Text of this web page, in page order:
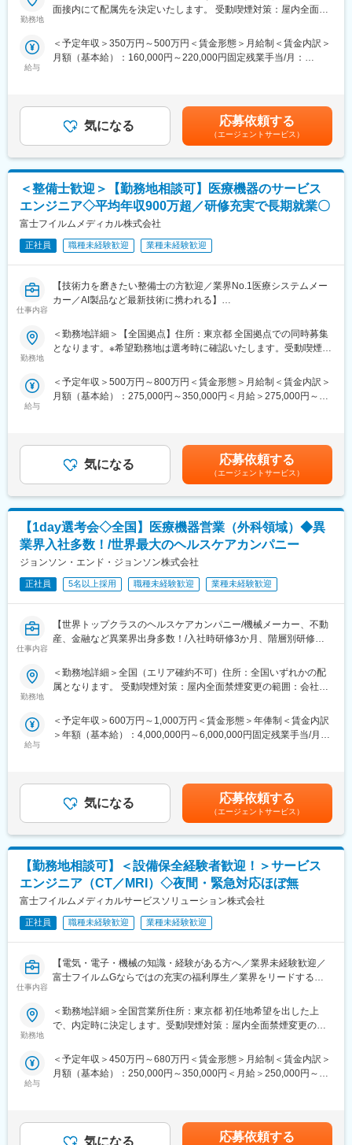
■研修・教育：
グで未経験者も成長可能な体制です。基礎重視で安心して学べる
環境。
離・独立（セパレーション）し、DePuy Synthes として独立した
企業を設立する計画を発表しています。必要な諸条件が満たされ
ることを前提に、18～24ヶ月以内に完了する見込みです。本ポジ
ションはセパレーション完了後、DePuy Synthes の従業員として
雇用される予定であり、同社の雇用体系・プログラム・ポリシ
ー・福利厚生が適用されます。詳細は、適切なタイミングで
DePuy Synthes より別途通知される予定です。
変更の範囲：会社の定める業務
【はじめに】
ィングができる魅力的なポジションです。
を病棟で試してもらいながら、それぞれの病院に合った提案をし
ていただきます。
＊月ノルマは設けられておらず、自分のペースで業務が行えま
す。
【営業先】
■訪問先は看護部や施設部、医事課の方々などをはじめとした医療
従事者になります。
※割合は既存2割、新規8割となります。仕事に慣れた場合、直行
直帰やテレワークを使いながら就業いただくことも可能です。
【配属先】
決定します。
▼配属先候補：
【未経験でも安心のフォロー体制】
近しい内容も学んでいただきます。
■その後は、OJTにて先輩社員の営業に同行していただき、独り立
ちまでは半年～1年程度を想定しております。
【ワークライフバランスを重視した働き方】
■年休120日・土日祝休み・月残業18時間程でワークライフバラン
スが整う環境です。2024年度年間休暇は120日となっておりま
す。
■また、有給も【平均取得日数9.7日/年】と取得しやすい環境とな
■業務に慣れてきたら、直行直帰・リモートも併用しながら柔軟に
【商品企画も可能です！】
■お客様のリアルな声を一番よく知る営業社員。当社では営業社員
ます。自社開発の環境があるから、現場の声を柔軟に活かせます♪
勤務地
面接内にて配属先を決定いたします。 受動喫煙対策：屋内全面禁
給与
＜予定年収＞350万円～500万円＜賃金形態＞月給制＜賃金内訳＞
月額（基本給）：160,000円～220,000円固定残業手当/月：
事査定制度あり）◇賞与年2回（7月・12月月人事査定制度あり）
合計2.3か月分※初年度は満額支給されません※【モデル年収】営業
主任：464万～営業係長：585万～※賞与を含んだ額となります。※
最短で2～3年、一般的には5年前後でのステップアップ賃金はあ
くまでも目安の金額であり、選考を通じて上下する可能性があり
ます。月給(月額)は固定手当を含めた表記です。
気になる 応募依頼する
（エージェントサービス）
＜整備士歓迎＞【勤務地相談可】医療機器のサービス
エンジニア◇平均年収900万超／研修充実で長期就業〇
富士フイルムメディカル株式会社
正社員 職種未経験歓迎 業種未経験歓迎
仕事内容
【技術力を磨きたい整備士の方歓迎／業界No.1医療システムメー
カー／AI製品など最新技術に携われる】
方募集！整備士としての経験を、医療機器の設置・保守に活かせ
ます。PACSやCT・MRIなどの高度な機器を扱い、病院の診断を
■PACSとは
imaging/enterprise-pacs
■仕事内容
医療機器や画像ネットワークシステムの設置、立ち上げ、定期点
検、トラブル対応など。医療現場の「安全とスピード」を守るプ
ロフェッショナルです。
入社後は、小田原にある研修センターにて、機械の解体・組み立
てなどの基礎技術を学び、先輩社員とのOJTを通じて、現場での
の方は早くキャッチアップいただけます！
※その他年間研修カリキュラムがあり、成熟度に応じて参加可能
■働き方の魅力
フレックス制度を導入しており、午前・午後の半休制度もあるた
実現できます。
休日・夜間の問い合わせはコールセンター対応であり、メリハリ
■待遇
平均年収907万円と医療機器メーカーでNo1の平均年収を誇り、住
宅手当・家族手当・借り上げ社宅等と手当がかなり充実しており
ます。
■キャリア
富士フイルムグループの育成制度「＋STORY」で成長をサポー
ト。ジョブローテーションや研修でキャリアの幅を広げられま
す。
■組織構成
変更の範囲：会社の定める業務
勤務地
＜勤務地詳細＞【全国拠点】住所：東京都 全国拠点での同時募集
となります。※希望勤務地は選考時に確認いたします。受動喫煙対
ーク含む）
給与
＜予定年収＞500万円～800万円＜賃金形態＞月給制＜賃金内訳＞
月額（基本給）：275,000円～350,000円＜月給＞275,000円～
歳/750万円(入社8年・経験11年、手当含)：月給37万円賃金はあく
までも目安の金額であり、選考を通じて上下する可能性がありま
す。月給(月額)は固定手当を含めた表記です。
気になる 応募依頼する
（エージェントサービス）
【1day選考会◇全国】医療機器営業（外科領域）◆異
業界入社多数！/世界最大のヘルスケアカンパニー
ジョンソン・エンド・ジョンソン株式会社
正社員 5名以上採用 職種未経験歓迎 業種未経験歓迎
仕事内容
【世界トップクラスのヘルスケアカンパニー/機械メーカー、不動
産、金融など異業界出身多数！/入社時研修3か月、階層別研修な
シェアの製品多数/インセンティブ制度/入社想定日：2026年10月1
日】
★個人の裁量が大きく、年齢・性別関係・社歴関係なく活躍でき
る環境です！
■業務詳細
担当エリアの病院（主に医師）に対し、当社にて扱っている製品
を提案していただきます。医師のニーズを掘り下げた上で解決に
最適なソリューションを提案する、コンサルティングのような営
業スタイルになります。
＜具体的な業務内容＞
・担当する製品の提案、技術サポート（手術の立会いあり）
・最新の医療関連情報の提供、医療機関へのサポート（勉強・セ
ミナーの主催など）
・販売代理店へのサポート
※担当病院数は10～15施設ほどです。
※緊急の呼び出し等は発生いたしません。
■担当製品
サージェリー事業本部で展開している外科の製品群で「手術用縫
ップを揃えており、顧客のニーズに合わせた最適なソリューショ
ン提案が可能です。
入社後は会社、製品に関して知識を深めていただくため3か月の研
修を行っています。座学だけでなく、実際に担当する製品の操作
勤務地
＜勤務地詳細＞全国（エリア確約不可）住所：全国いずれかの配
属となります。 受動喫煙対策：屋内全面禁煙変更の範囲：会社の
給与
＜予定年収＞600万円～1,000万円＜賃金形態＞年俸制＜賃金内訳
＞年額（基本給）：4,000,000円～6,000,000円固定残業手当/月：
補足＞※ご経験やスキルを考慮し決定いたします。※上記はインセ
ンティブを含む金額です。賃金はあくまでも目安の金額であり、
選考を通じて上下する可能性があります。月給(月額)は固定手当を
含めた表記です。
気になる 応募依頼する
（エージェントサービス）
【勤務地相談可】＜設備保全経験者歓迎！＞サービス
エンジニア（CT／MRI）◇夜間・緊急対応ほぼ無
富士フイルムメディカルサービスソリューション株式会社
正社員 職種未経験歓迎 業種未経験歓迎
仕事内容
【電気・電子・機械の知識・経験がある方へ／業界未経験歓迎／
富士フイルムGならではの充実の福利厚生／業界をリードするメ
■業務内容：
作業だけではなく、お客様である医療機関の方々と的確なコミュ
ニケーション、迅速・誠実な対応を行うことで、信頼関係を構築
勤務地
＜勤務地詳細＞全国営業所住所：東京都 初任地希望を出した上
で、内定時に決定します。受動喫煙対策：屋内全面禁煙変更の範
給与
＜予定年収＞450万円～680万円＜賃金形態＞月給制＜賃金内訳＞
月額（基本給）：250,000円～350,000円＜月給＞250,000円～
り、選考を通じて上下する可能性があります。月給(月額)は固定手
気になる 応募依頼する